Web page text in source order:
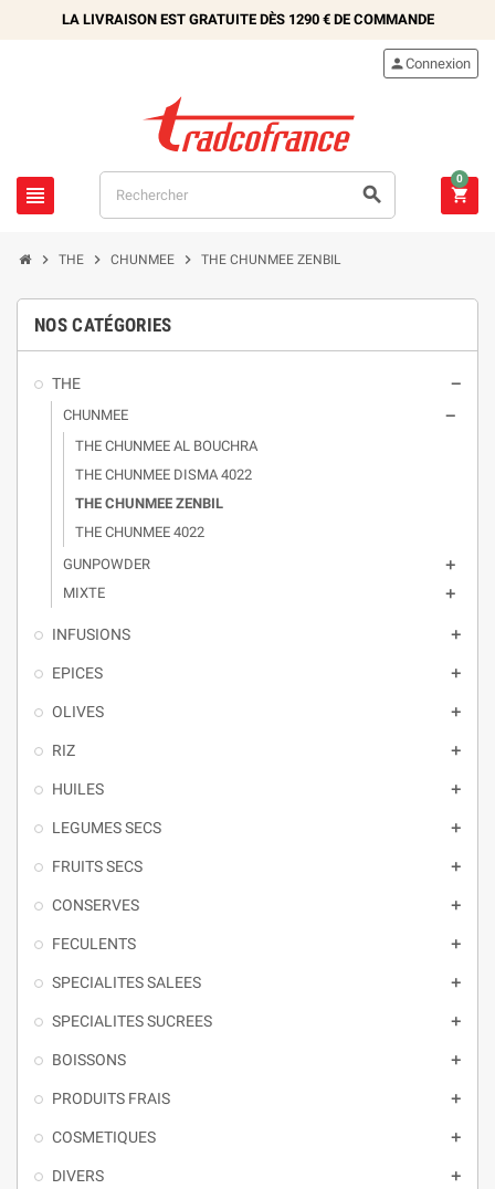
LA LIVRAISON EST GRATUITE DÈS 1290 €DE COMMANDE
 
Connexion

0
 THE  CHUNMEE  THE CHUNMEE ZENBIL
NOS CATÉGORIES
THE 
CHUNMEE 
THE CHUNMEE AL BOUCHRA
THE CHUNMEE DISMA 4022
THE CHUNMEE ZENBIL
THE CHUNMEE 4022
GUNPOWDER

MIXTE 
INFUSIONS 
EPICES 
OLIVES 
RIZ 
HUILES 
LEGUMES SECS 
FRUITS SECS 
CONSERVES 
FECULENTS 
SPECIALITES SALEES 
SPECIALITES SUCREES 
BOISSONS 
PRODUITS FRAIS 
COSMETIQUES 
DIVERS 